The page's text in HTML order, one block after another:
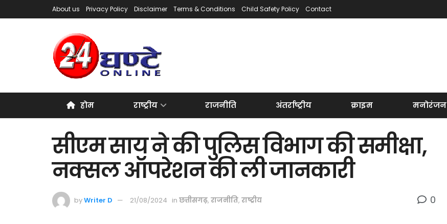
About us Privacy Policy Disclaimer Terms & Conditions Child Safety Policy Contact
होम राष्ट्रीय राजनीति अंतर्राष्ट्रीय क्राइम मनोरंजन
सीएम साय ने की पुलिस विभाग की समीक्षा,
नक्सल ऑपरेशन की ली जानकारी
byWriter D 21/08/2024 in छत्तीसगढ़, राजनीति, राष्ट्रीय 0